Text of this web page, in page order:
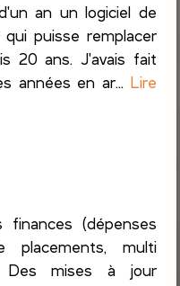
an un logiciel de
puisse remplacer
20 ans. J'avais fait
années en ar... Lire
(dépenses
multi
Des mises à jour